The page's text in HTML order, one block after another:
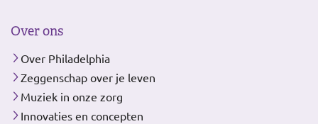
Over ons
Over Philadelphia
Zeggenschap over je leven
Muziek in onze zorg
Innovaties en concepten